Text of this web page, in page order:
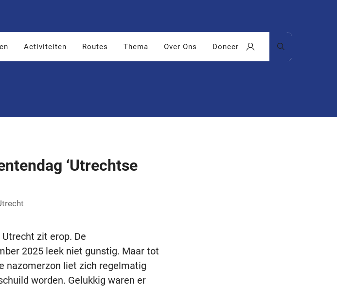
Activiteiten Routes Thema Over Ons Doneer
‘Utrechtse
zit erop. De
2025 leek niet gunstig. Maar tot
nazomerzon liet zich regelmatig
worden. Gelukkig waren er